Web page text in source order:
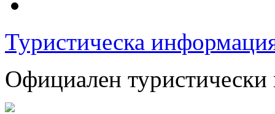
Туристическа
Официален туристически